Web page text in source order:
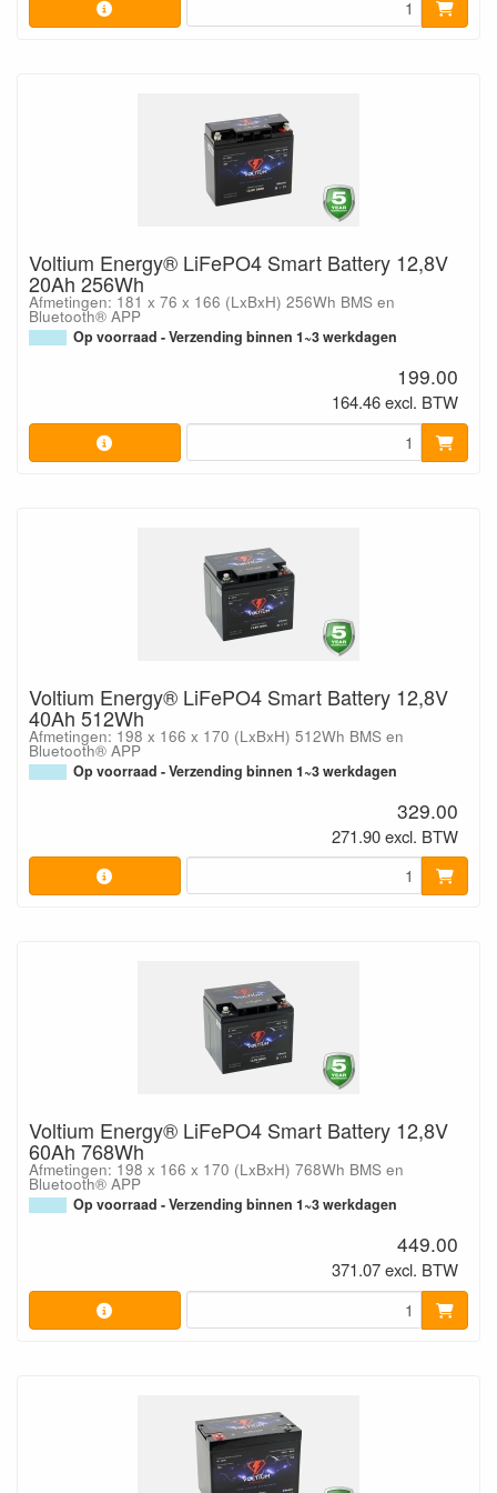
Voltium Energy® LiFePO4 Smart Battery 12,8V
20Ah 256Wh
Afmetingen: 181 x 76 x 166 (LxBxH) 256Wh BMS en
Bluetooth® APP
Op voorraad - Verzending binnen 1~3 werkdagen
199.00
164.46 excl. BTW
Voltium Energy® LiFePO4 Smart Battery 12,8V
40Ah 512Wh
Afmetingen: 198 x 166 x 170 (LxBxH) 512Wh BMS en
Bluetooth® APP
Op voorraad - Verzending binnen 1~3 werkdagen
329.00
271.90 excl. BTW
Voltium Energy® LiFePO4 Smart Battery 12,8V
60Ah 768Wh
Afmetingen: 198 x 166 x 170 (LxBxH) 768Wh BMS en
Bluetooth® APP
Op voorraad - Verzending binnen 1~3 werkdagen
449.00
371.07 excl. BTW